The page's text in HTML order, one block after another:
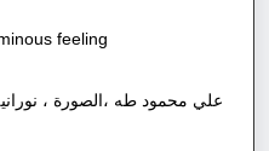
feeling
علي محمود طه ،الصورة ،